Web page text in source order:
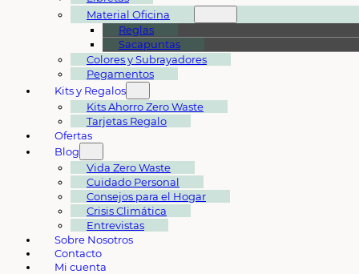
Material Oficina
Reglas
Sacapuntas
Colores y Subrayadores
Pegamentos
Kits y Regalos
Kits Ahorro Zero Waste
Tarjetas Regalo
Ofertas
Blog
Vida Zero Waste
Cuidado Personal
Consejos para el Hogar
Crisis Climática
Entrevistas
Sobre Nosotros
Contacto
Mi cuenta